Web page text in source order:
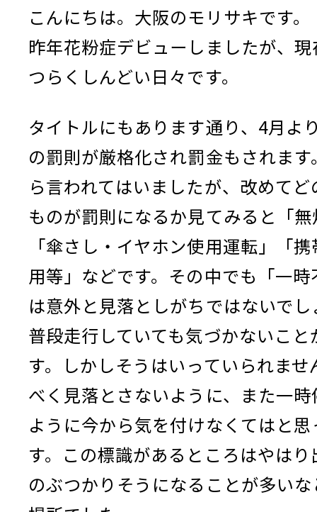
こんにちは。大阪のモリサキです。
昨年花粉症デビューしましたが、
つらくしんどい日々です。
タイトルにもあります通り、4月よ
の罰則が厳格化され罰金もされま
ら言われてはいましたが、改めて
ものが罰則になるか見てみると「
「傘さし・イヤホン使用運転」「
用等」などです。その中でも「一
は意外と見落としがちではないで
普段走行していても気づかないこと
す。しかしそうはいっていられませ
べく見落とさないように、また一
ように今から気を付けなくてはと
す。この標識があるところはやは
のぶつかりそうになることが多い